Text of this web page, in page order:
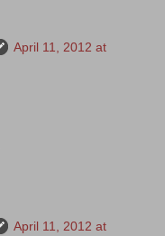
April 11, 2012 at
April 11, 2012 at